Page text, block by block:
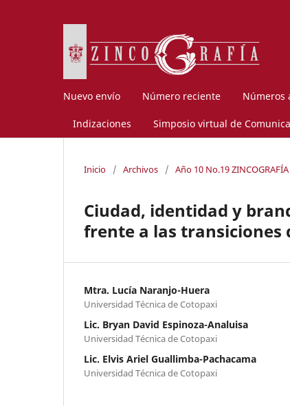
Nuevo envío Número reciente Números
Indizaciones Simposio virtual de
Inicio / Archivos / Año 10 No.19
Ciudad, identidad y
frente a las transiciones
Mtra. Lucía Naranjo-Huera
Universidad Técnica de Cotopaxi
Lic. Bryan David Espinoza-Analuisa
Universidad Técnica de Cotopaxi
Lic. Elvis Ariel Guallimba-Pachacama
Universidad Técnica de Cotopaxi